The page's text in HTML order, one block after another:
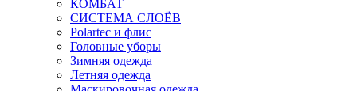
КОМБАТ
СИСТЕМА СЛОЁВ
Polartec и флис
Головные уборы
Зимняя одежда
Летняя одежда